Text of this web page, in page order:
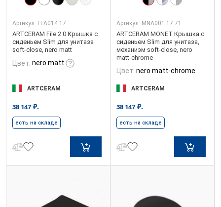
Артикул: FLA014 17
ARTCERAM File 2.0 Крышка с
сиденьем Slim для унитаза
soft-close, nero matt
Цвет: nero matt
ARTCERAM
38 147 ₽.
есть на складе
Артикул: MNA001 17 71
ARTCERAM MONET Крышка с
сиденьем Slim для унитаза,
механизм soft-close, nero
matt-chrome
Цвет: nero matt-chrome
ARTCERAM
38 147 ₽.
есть на складе